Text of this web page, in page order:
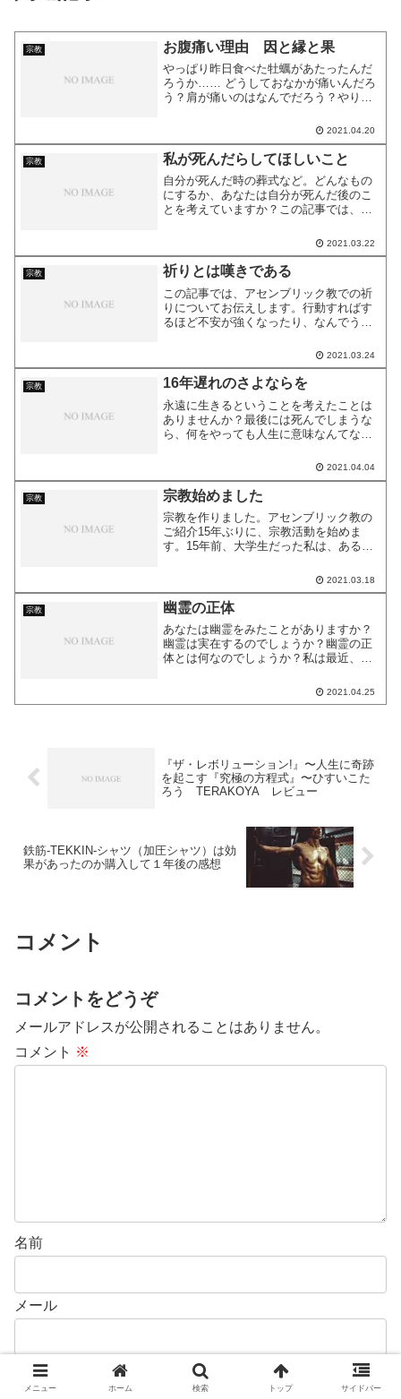
宗教 お腹痛い理由 因と縁と果
やっぱり昨日食べた牡蠣があたったんだ
ろうか…… どうしておなかが痛いんだろ
う？肩が痛いのはなんでだろう？やりた
だろう？ このような、日常での不思議を
感じることはありませんか？ 結果には
「因」と「縁」があり...
2021.04.20
宗教 私が死んだらしてほしいこと
自分が死んだ時の葬式など。どんなもの
にするか、あなたは自分が死んだ後のこ
とを考えていますか？この記事では、私
す。葬式で意味のわからないお経は唱え
ないで気持ちが悪いから。新しい名前も
いらないし、お坊さんも神...
2021.03.22
宗教 祈りとは嘆きである
この記事では、アセンブリック教での祈
りについてお伝えします。行動すればす
るほど不安が強くなったり、なんでうま
もうダメかもしれない……という感覚に
なることはありませんか？ それは、喪失
感に動機付けされて行動...
2021.03.24
宗教 16年遅れのさよならを
永遠に生きるということを考えたことは
ありませんか？最後には死んでしまうな
ら、何をやっても人生に意味なんてない
日、友人の墓参りに行ってきました。線
ンブリック式に、書いた手...
2021.04.04
宗教 宗教始めました
宗教を作りました。アセンブリック教の
ご紹介15年ぶりに、宗教活動を始めま
す。15年前、大学生だった私は、ある宗
ープの長をやっていました。その時に
は、名簿を受け継いでの宗教活動でした
が、今回は自分で作るの...
2021.03.18
宗教 幽霊の正体
あなたは幽霊をみたことがありますか？
幽霊は実在するのでしょうか？幽霊の正
体とは何なのでしょうか？私は最近、幽
の記事では、幽霊の正体についてお伝え
します。私たちという存在は波動の集ま
2021.04.25
『ザ・レボリューション!』〜人生に奇跡
を起こす『究極の方程式』〜ひすいこた
ろう TERAKOYA レビュー
鉄筋-TEKKIN-シャツ（加圧シャツ）は効
果があったのか購入して１年後の感想
コメント
コメントをどうぞ
メールアドレスが公開されることはありません。
コメント ※
名前
メール
サイト
メニュー ホーム 検索 トップ サイドバー